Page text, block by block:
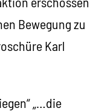
Bewegung zu
Karl
„…die